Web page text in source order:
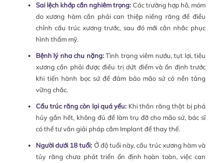
Sai lệch khớp cắn nghiêm trọng: Các trường hợp hô, móm
do xương hàm cần phải can thiệp niềng răng để điều
chỉnh cấu trúc xương trước, sau đó mới cân nhắc phục
hình thẩm mỹ.
Bệnh lý nha chu nặng:Tình trạng viêm nướu, tụt lợi, tiêu
xương cần phải được điều trị dứt điểm và ổn định trước
khi tiến hành bọc sứ để đảm bảo mão sứ có nền tảng
vững chắc.
Cấu trúc răng còn lại quá yếu: Khi thân răng thật bị phá
hủy gần hết, không đủ để làm trụ đỡ cho mão sứ, bác sĩ
có thể tư vấn giải pháp cắm Implant để thay thế.
Người dưới 18 tuổi: Ở độ tuổi này, cấu trúc xương hàm và
tủy răng chưa phát triển ổn định hoàn toàn, việc can